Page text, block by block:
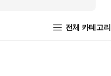
전체 카테고리